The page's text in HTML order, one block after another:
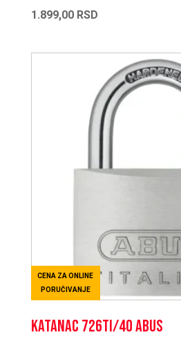
1.899,00 RSD
CENA ZA ONLINE
PORUČIVANJE
KATANAC 726TI/40 ABUS